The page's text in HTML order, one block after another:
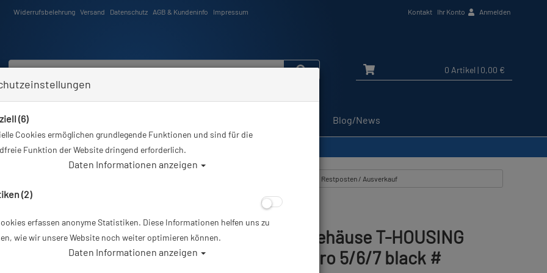
Widerrufsbelehrung Versand Datenschutz AGB & Kundeninfo Impressum Kontakt Ihr Konto Anmelden
0 Artikel | 0,00 €
Blog/News
Tauchausrüstung Aluminium Tieftauchgehäuse T-HOUSING Power V2 für GoPro Hero 5/6/7 black #
Alle Artikel zeigen aus: Restposten / Ausverkauf
Aluminium Tieftauchgehäuse T-HOUSING
Power V2 für GoPro Hero 5/6/7 black #
(6)
Cookies ermöglichen grundlegende Funktionen und sind für die
Funktion der Website dringend erforderlich.
Daten Informationen anzeigen
(2)
erfassen anonyme Statistiken. Diese Informationen helfen uns zu
wie wir unsere Website noch weiter optimieren können.
Daten Informationen anzeigen